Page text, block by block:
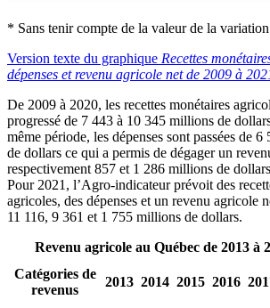
* Sans tenir compte de la valeur de la
Version texte du graphique Recettes
dépenses et revenu agricole net de 2009 à
De 2009 à 2020, les recettes monétaires
progressé de 7 443 à 10 345 millions de
même période, les dépenses sont passées de
de dollars ce qui a permis de dégager un
respectivement 857 et 1 286 millions de
Pour 2021, l’Agro-indicateur prévoit des
agricoles, des dépenses et un revenu agricole
11 116, 9 361 et 1 755 millions de dollars.
Revenu agricole au Québec de 2013 à
Catégories de
revenus
2013 2014 2015 2016